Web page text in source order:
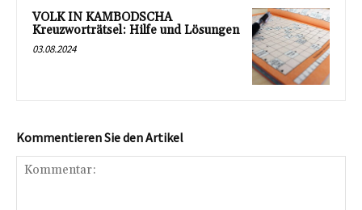
VOLK IN KAMBODSCHA
Kreuzworträtsel: Hilfe und Lösungen
03.08.2024
Kommentieren Sie den Artikel